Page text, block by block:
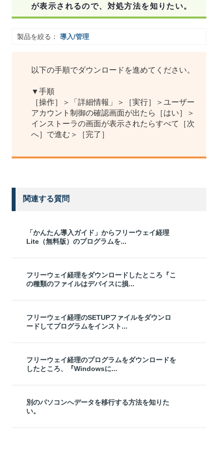
が表示されるので、対処方法を知りたい。
製品を絞る： 導入/管理
以下の手順でダウンロードを進めてください。
▼手順
［操作］＞「詳細情報」＞［実行］＞ユーザー
アカウント制御の確認画面が出たら［はい］＞
インストーラの画面が表示されたらすべて［次
へ］で進む＞［完了］
関連する質問
「かんたん導入ガイド」からフリーウェイ経理
Lite（無料版）のプログラムを...
フリーウェイ経理をダウンロードしたところ『こ
の種類のファイルはデバイスに損...
フリーウェイ経理のSETUPファイルをダウンロ
ードしてプログラムをインスト...
フリーウェイ経理のプログラムをダウンロードを
したところ、『Windowsに...
別のパソコンへデータを移行する方法を知りた
い。